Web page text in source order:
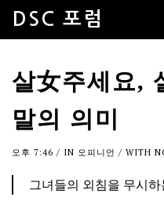
DSC 포럼
살女주세요,
말의 의미
오후 7:46 / IN 오피니언 / WITH
그녀들의 외침을 무시